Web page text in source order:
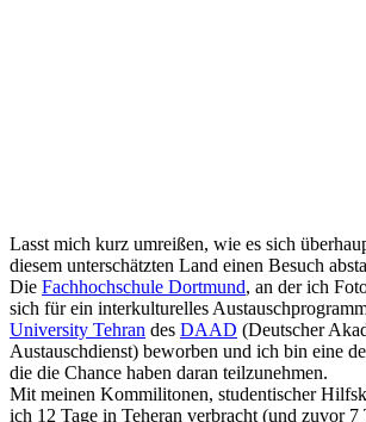
Lasst mich kurz umreißen, wie es sich
diesem unterschätzten Land einen Besuch
Die Fachhochschule Dortmund, an der ich
sich für ein interkulturelles
University Tehran des DAAD (Deutscher
Austauschdienst) beworben und ich bin eine
die die Chance haben daran teilzunehmen.
Mit meinen Kommilitonen, studentischer
ich 12 Tage in Teheran verbracht (und zuvor 7